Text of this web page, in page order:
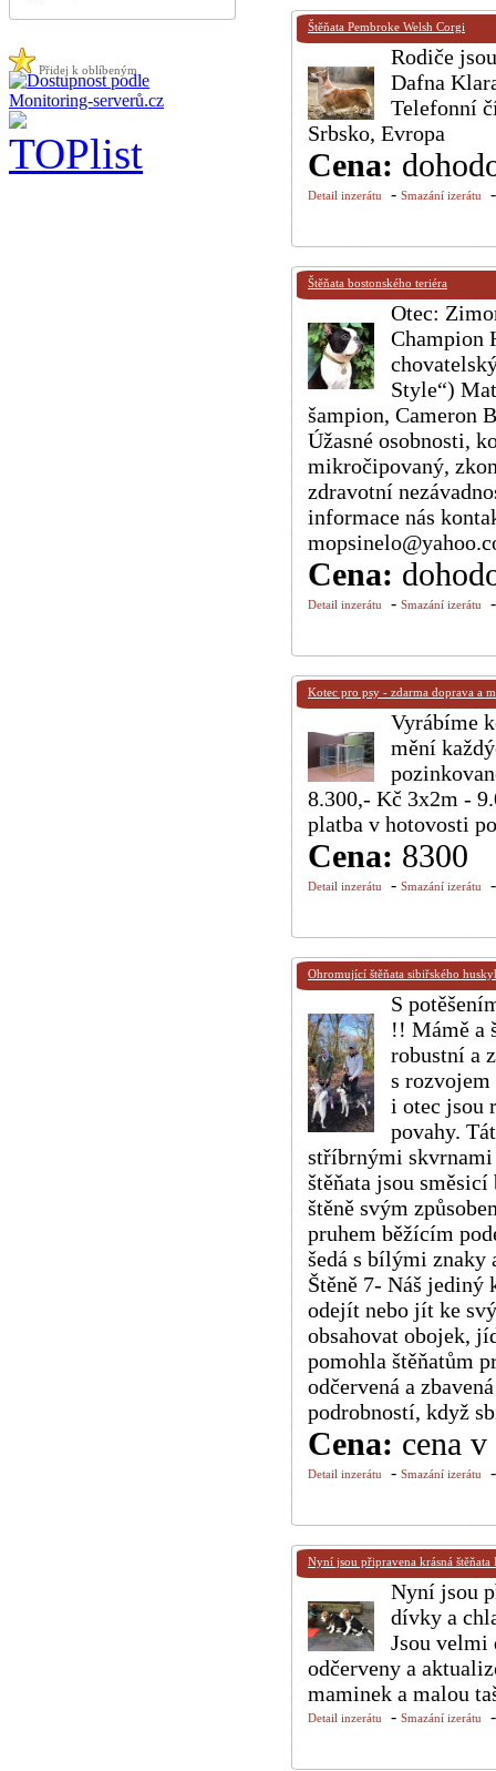
Štěňata Pembroke Welsh Corgi
Rodiče
Dafna
Telefonní
Srbsko, Evropa
Cena:
Detail inzerátu - Smazání izerátu
Štěňata bostonského teriéra
Otec:
Champion
Style“)
šampion, Cameron
Úžasné osobnosti,
mikročipovaný,
zdravotní
informace nás
Cena:
Detail inzerátu - Smazání izerátu
Kotec pro psy - zdarma doprava a
Vyrábíme
mění
8.300,- Kč 3x2m -
platba v hotovosti
Cena: 8300
Detail inzerátu - Smazání izerátu
Ohromující štěňata sibiřského
S
!! Mámě a
robustní a
s
i otec jsou
povahy.
stříbrnými skvrnami
štěňata jsou
štěně svým
pruhem běžícím
šedá s bílými znaky
Štěně 7- Náš jediný
odejít nebo jít ke
obsahovat obojek,
pomohla štěňatům
odčervená a
podrobností, když
Cena: cena
Detail inzerátu - Smazání izerátu
Nyní jsou připravena krásná štěňata
Nyní jsou
dívky a
Jsou velmi
odčerveny a
maminek a malou
Detail inzerátu - Smazání izerátu
Přidej k oblíbeným